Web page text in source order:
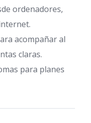
ordenadores,
acompañar al
claras.
para planes